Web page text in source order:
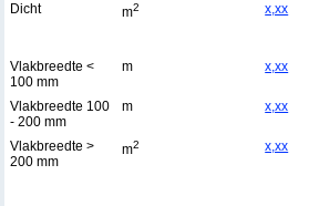
Dicht m2 x,xx
Vlakbreedte <
100 mm
m x,xx
Vlakbreedte 100
- 200 mm
m x,xx
Vlakbreedte >
200 mm
m2 x,xx